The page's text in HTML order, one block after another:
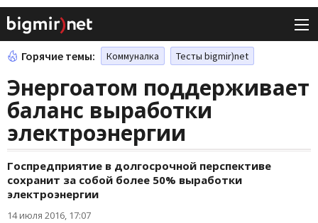
Горячие темы: Коммуналка Тесты bigmir)net
Энергоатом поддерживает
баланс выработки
электроэнергии
Госпредприятие в долгосрочной перспективе
сохранит за собой более 50% выработки
электроэнергии
14 июля 2016, 17:07